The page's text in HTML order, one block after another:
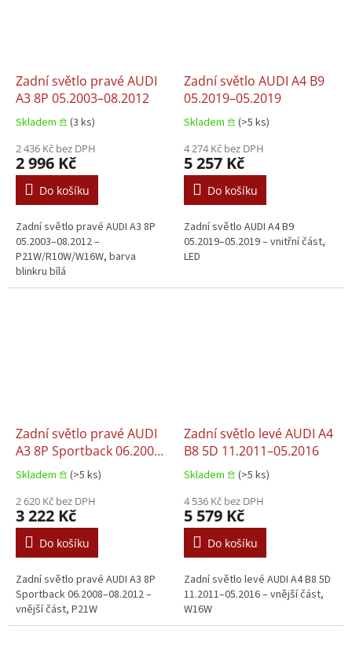
Zadní světlo pravé AUDI
A3 8P 05.2003–08.2012
Skladem 𖠿 (3 ks)
2 436 Kč bez DPH
2 996 Kč
Do košíku
Zadní světlo pravé AUDI A3 8P
05.2003–08.2012 –
P21W/R10W/W16W, barva
blinkru bílá
Zadní světlo AUDI A4 B9
05.2019–05.2019
Skladem 𖠿 (>5 ks)
4 274 Kč bez DPH
5 257 Kč
Do košíku
Zadní světlo AUDI A4 B9
05.2019–05.2019 – vnitřní část,
LED
Zadní světlo pravé AUDI
A3 8P Sportback 06.2008–
08.2012
Skladem 𖠿 (>5 ks)
2 620 Kč bez DPH
3 222 Kč
Do košíku
Zadní světlo pravé AUDI A3 8P
Sportback 06.2008–08.2012 –
vnější část, P21W
Zadní světlo levé AUDI A4
B8 5D 11.2011–05.2016
Skladem 𖠿 (>5 ks)
4 536 Kč bez DPH
5 579 Kč
Do košíku
Zadní světlo levé AUDI A4 B8 5D
11.2011–05.2016 – vnější část,
W16W